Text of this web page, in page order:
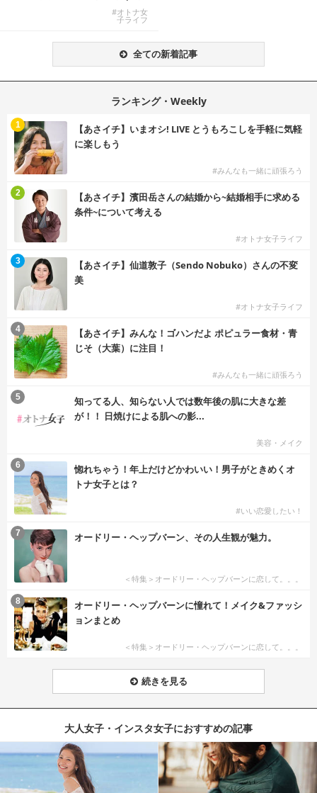
#オトナ女
子ライフ
全ての新着記事
ランキング・Weekly
【あさイチ】いまオシ! LIVE とうもろこしを手軽に気軽
に楽しもう
#みんなも一緒に頑張ろう
1
【あさイチ】濱田岳さんの結婚から~結婚相手に求める
条件~について考える
#オトナ女子ライフ
2
【あさイチ】仙道敦子（Sendo Nobuko）さんの不変
美
#オトナ女子ライフ
3
【あさイチ】みんな！ゴハンだよ ポピュラー食材・青
じそ（大葉）に注目！
#みんなも一緒に頑張ろう
4
知ってる人、知らない人では数年後の肌に大きな差
が！！ 日焼けによる肌への影...
美容・メイク
5
惚れちゃう！年上だけどかわいい！男子がときめくオ
トナ女子とは？
#いい恋愛したい！
6
オードリー・ヘップバーン、その人生観が魅力。
＜特集＞オードリー・ヘップバーンに恋して。。。
7
オードリー・ヘップバーンに憧れて！メイク&ファッシ
ョンまとめ
＜特集＞オードリー・ヘップバーンに恋して。。。
8
続きを見る
大人女子・インスタ女子におすすめの記事